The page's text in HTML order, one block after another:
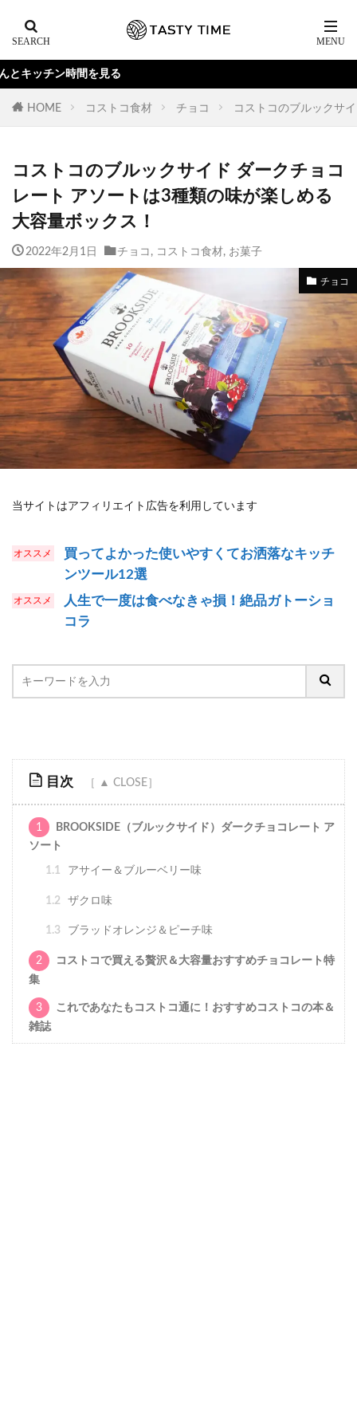
HOME コストコ食材 チョコ コストコのブルックサ
コストコのブルックサイド ダークチョコ
レート アソートは3種類の味が楽しめる
大容量ボックス！
2022年2月1日 チョコ , コストコ食材, お菓子
チョコ
当サイトはアフィリエイト広告を利用しています
買ってよかった使いやすくてお洒落なキッチ
ンツール12選
人生で一度は食べなきゃ損！絶品ガトーショ
コラ
目次
1
BROOKSIDE（ブルックサイド）ダークチョコレート ア
ソート
1.1 アサイー＆ブルーベリー味
1.2 ザクロ味
1.3 ブラッドオレンジ＆ピーチ味
2
コストコで買える贅沢＆大容量おすすめチョコレート特
集
3
これであなたもコストコ通に！おすすめコストコの本＆
雑誌